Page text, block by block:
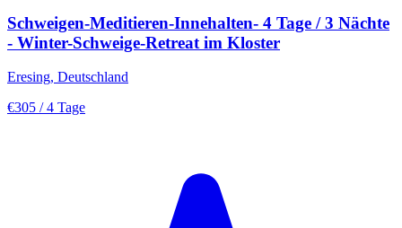
Schweigen-Meditieren-Innehalten- 4 Tage / 3 Nächte
- Winter-Schweige-Retreat im Kloster
Eresing, Deutschland
€305 / 4 Tage